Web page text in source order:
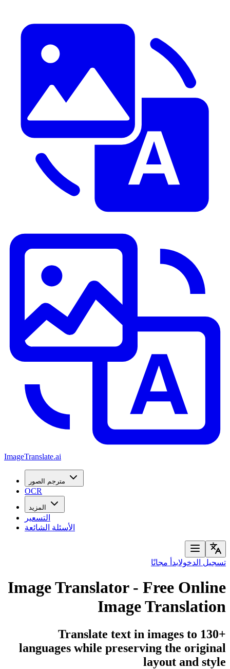
ImageTranslate
مترجم الصور
المزيد
التسعير
الأسئلة الشائعة
الدخول ابدأ مجانًا
Image Translator - Free
Image
Translate text in images to
languages while preserving the
layout and